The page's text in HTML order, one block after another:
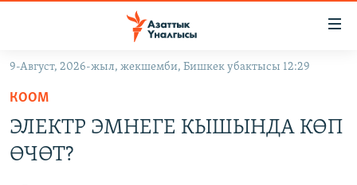
Навигацияга
өтүңүз
Издөөгө
салыңыз
9-Август, 2026-жыл, жекшемби, Бишкек убактысы 12:29
КООМ
ЭЛЕКТР ЭМНЕГЕ КЫШЫНДА КӨП
ӨЧӨТ?